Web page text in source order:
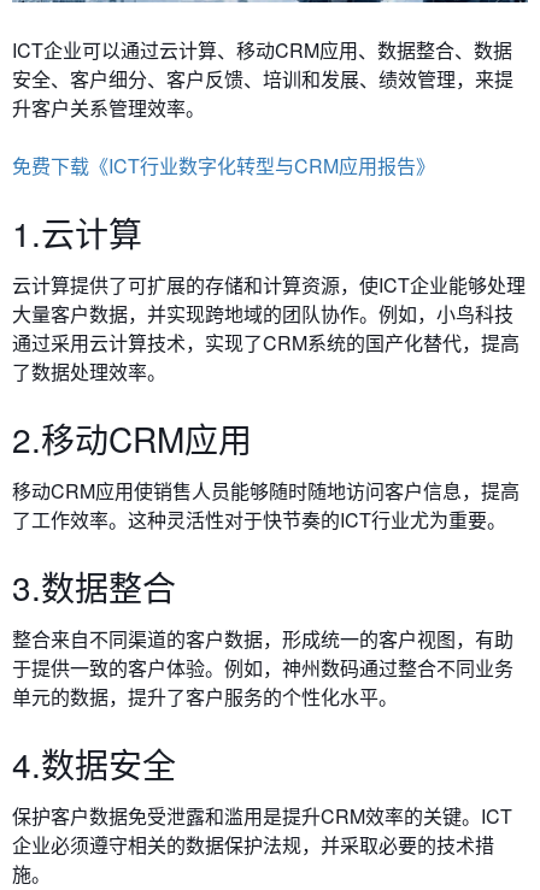
ICT企业可以通过云计算、移动CRM应用、数据整合、数据
安全、客户细分、客户反馈、培训和发展、绩效管理，来提
升客户关系管理效率。
免费下载《ICT行业数字化转型与CRM应用报告》
1.云计算
云计算提供了可扩展的存储和计算资源，使ICT企业能够处理
大量客户数据，并实现跨地域的团队协作。例如，小鸟科技
通过采用云计算技术，实现了CRM系统的国产化替代，提高
了数据处理效率。
2.移动CRM应用
移动CRM应用使销售人员能够随时随地访问客户信息，提高
了工作效率。这种灵活性对于快节奏的ICT行业尤为重要。
3.数据整合
整合来自不同渠道的客户数据，形成统一的客户视图，有助
于提供一致的客户体验。例如，神州数码通过整合不同业务
单元的数据，提升了客户服务的个性化水平。
4.数据安全
保护客户数据免受泄露和滥用是提升CRM效率的关键。ICT
企业必须遵守相关的数据保护法规，并采取必要的技术措
施。